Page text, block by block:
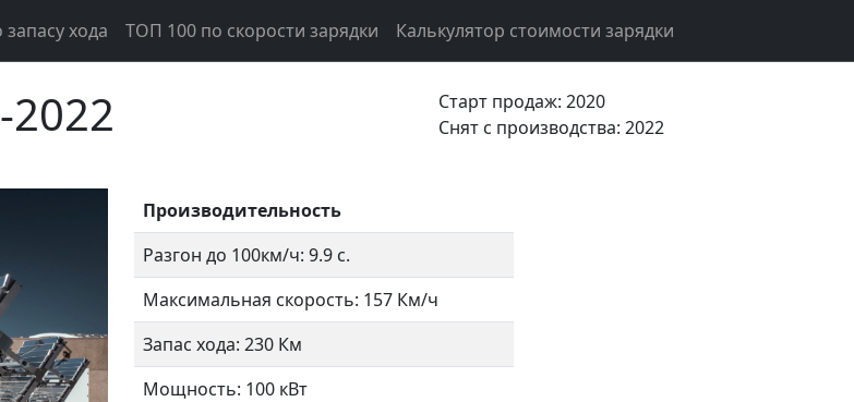
хода ТОП 100 по скорости зарядки Калькулятор стоимости зарядки
2022
Старт продаж: 2020
Cнят с производства: 2022
Следующий
Производительность
Разгон до 100км/ч: 9.9 с.
Максимальная скорость: 157 Км/ч
Запас хода: 230 Км
Мощность: 100 кВт